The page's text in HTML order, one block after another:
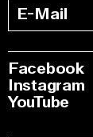
Facebook
Instagram
YouTube